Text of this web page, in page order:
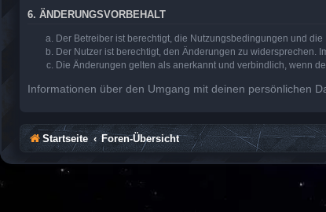
6. ÄNDERUNGSVORBEHALT
Der Betreiber ist berechtigt, die Nutzungsbedingungen und
Der Nutzer ist berechtigt, den Änderungen zu widersprechen.
Die Änderungen gelten als anerkannt und verbindlich, wenn
Informationen über den Umgang mit deinen persönlichen
Startseite Foren-Übersicht